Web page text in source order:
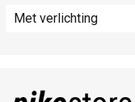
Met verlichting